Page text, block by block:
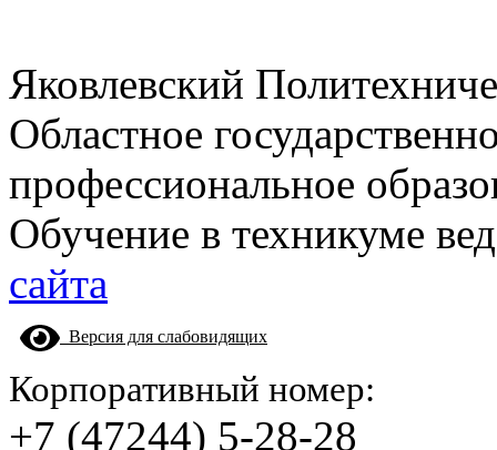
Яковлевский
Областное
профессиональное
Обучение в техникуме
сайта
Версия для слабовидящих
Корпоративный номер:
+7 (47244) 5-28-28